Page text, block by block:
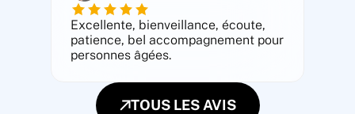
Excellente, bienveillance, écoute,
patience, bel accompagnement pour
personnes âgées.
TOUS LES AVIS